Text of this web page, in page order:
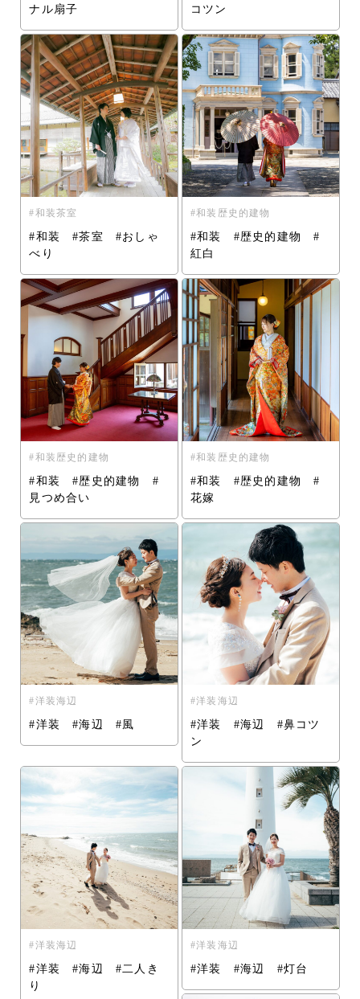
ナル扇子
コツン
和装茶室
#和装 #茶室 #おしゃ
べり
和装歴史的建物
#和装 #歴史的建物 #
紅白
和装歴史的建物
#和装 #歴史的建物 #
見つめ合い
和装歴史的建物
#和装 #歴史的建物 #
花嫁
洋装海辺
#洋装 #海辺 #風
洋装海辺
#洋装 #海辺 #鼻コツ
ン
洋装海辺
#洋装 #海辺 #二人き
り
洋装海辺
#洋装 #海辺 #灯台